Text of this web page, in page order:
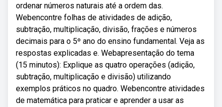
ordenar números naturais até a ordem das.
Webencontre folhas de atividades de adição,
subtração, multiplicação, divisão, frações e números
decimais para o 5º ano do ensino fundamental. Veja as
respostas explicadas e. Webapresentação do tema
(15 minutos): Explique as quatro operações (adição,
subtração, multiplicação e divisão) utilizando
exemplos práticos no quadro. Webencontre atividades
de matemática para praticar e aprender a usar as